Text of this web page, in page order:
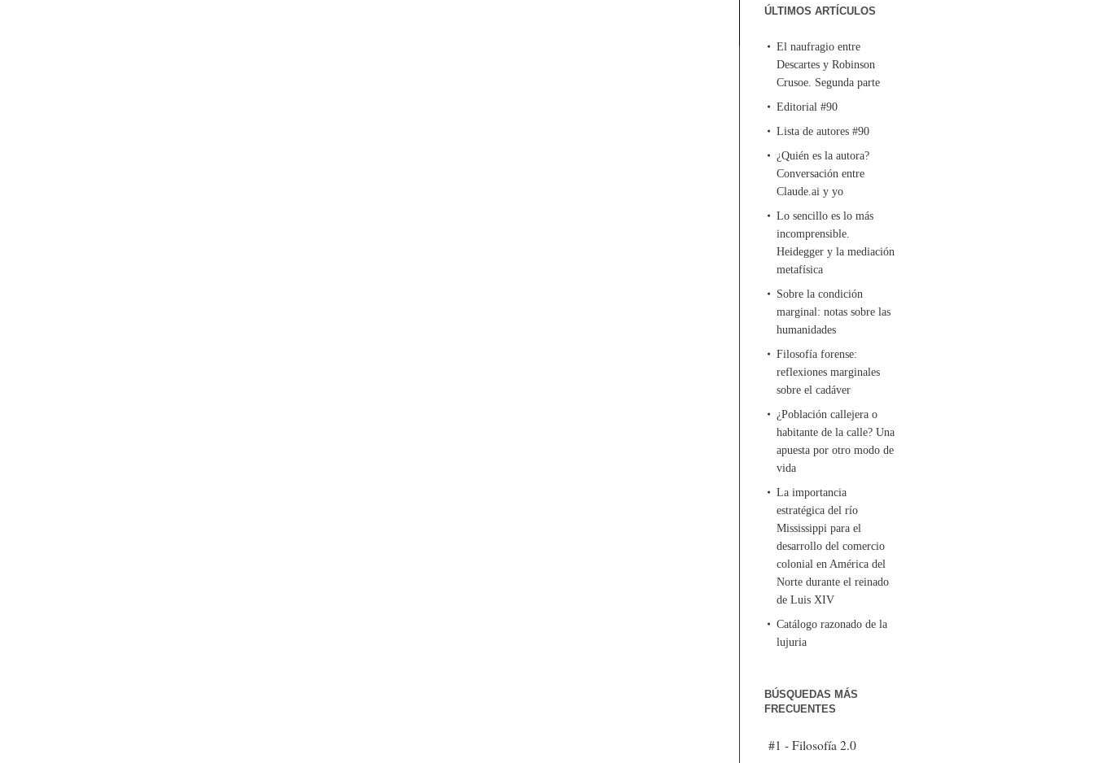
ÚLTIMOS ARTÍCULOS
El naufragio entre
Descartes y Robinson
Crusoe. Segunda parte
Editorial #90
Lista de autores #90
¿Quién es la autora?
Conversación entre
Claude.ai y yo
Lo sencillo es lo más
incomprensible.
Heidegger y la mediación
metafísica
Sobre la condición
marginal: notas sobre las
humanidades
Filosofía forense:
reflexiones marginales
sobre el cadáver
¿Población callejera o
habitante de la calle? Una
apuesta por otro modo de
vida
La importancia
estratégica del río
Mississippi para el
desarrollo del comercio
colonial en América del
Norte durante el reinado
de Luis XIV
Catálogo razonado de la
lujuria
BÚSQUEDAS MÁS
FRECUENTES
#1 - Filosofía 2.0